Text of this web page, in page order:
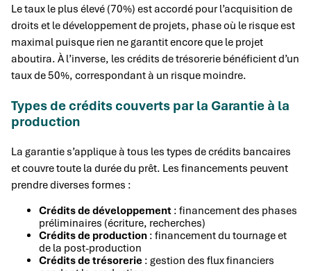
Le taux le plus élevé (70%) est accordé pour l’acquisition de
droits et le développement de projets, phase où le risque est
maximal puisque rien ne garantit encore que le projet
aboutira. À l’inverse, les crédits de trésorerie bénéficient d’un
taux de 50%, correspondant à un risque moindre.
Types de crédits couverts par la Garantie à la
production
La garantie s’applique à tous les types de crédits bancaires
et couvre toute la durée du prêt. Les financements peuvent
prendre diverses formes :
Crédits de développement : financement des phases
préliminaires (écriture, recherches)
Crédits de production : financement du tournage et
de la post-production
Crédits de trésorerie : gestion des flux financiers